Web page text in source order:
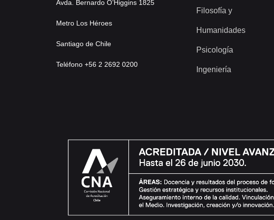
Avda. Bernardo O’Higgins 1825
Metro Los Héroes
Santiago de Chile
Teléfono +56 2 2692 0200
Filosofía y
Humanidades
Psicología
Ingeniería